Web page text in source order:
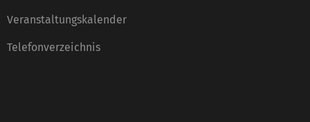
Veranstaltungskalender
Telefonverzeichnis